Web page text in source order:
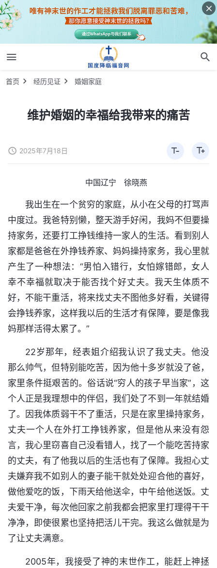
首页 经历见证 婚姻家庭
维护婚姻的幸福给我带来的痛苦
2025年7月18日
中国辽宁 徐晓燕
我出生在一个贫穷的家庭，从小在父母的打骂声
中度过。我爸特别懒，整天游手好闲，我妈不但要操
持家务，还要打工挣钱维持一家人的生活。看到别人
家都是爸爸在外挣钱养家、妈妈操持家务，我心里就
产生了一种想法：“男怕入错行，女怕嫁错郎，女人
幸不幸福就取决于能否找个好丈夫。我天生体质不
好，不能干重活，将来找丈夫不图他多好看，关键得
会挣钱养家，这样我以后的生活才有保障，要是像我
妈那样活得太累了。”
22岁那年，经表姐介绍我认识了我丈夫。他没
那么帅气，但特别能吃苦，因为他十多岁就没了爸，
家里条件挺艰苦的。俗话说“穷人的孩子早当家”，这
个人正是我理想中的伴侣，我们处了不到一年就结婚
了。因我体质弱干不了重活，只是在家里操持家务，
丈夫一个人在外打工挣钱养家，但是他从来没有怨
言，我心里窃喜自己没看错人，找了一个能吃苦持家
的丈夫，有了他我以后的生活也有了保障。我担心丈
夫嫌弃我不如别人的妻子能干就处处迎合他的喜好，
做他爱吃的饭，下雨天给他送伞，中午给他送饭。丈
夫爱干净，每次他回家之前我都会把家里打理得干干
净净，即使很累也坚持把活儿干完。我这么做就是为
了让丈夫满意。
2005年，我接受了神的末世作工，能赶上神拯